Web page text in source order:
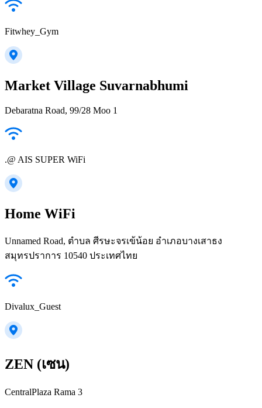
Fitwhey_Gym
Market Village Suvarnabhumi
Debaratna Road, 99/28 Moo 1
.@ AIS SUPER WiFi
Home WiFi
Unnamed Road, ตำบล ศีรษะจรเข้น้อย อำเภอบางเสาธง
สมุทรปราการ 10540 ประเทศไทย
Divalux_Guest
ZEN (เซน)
CentralPlaza Rama 3